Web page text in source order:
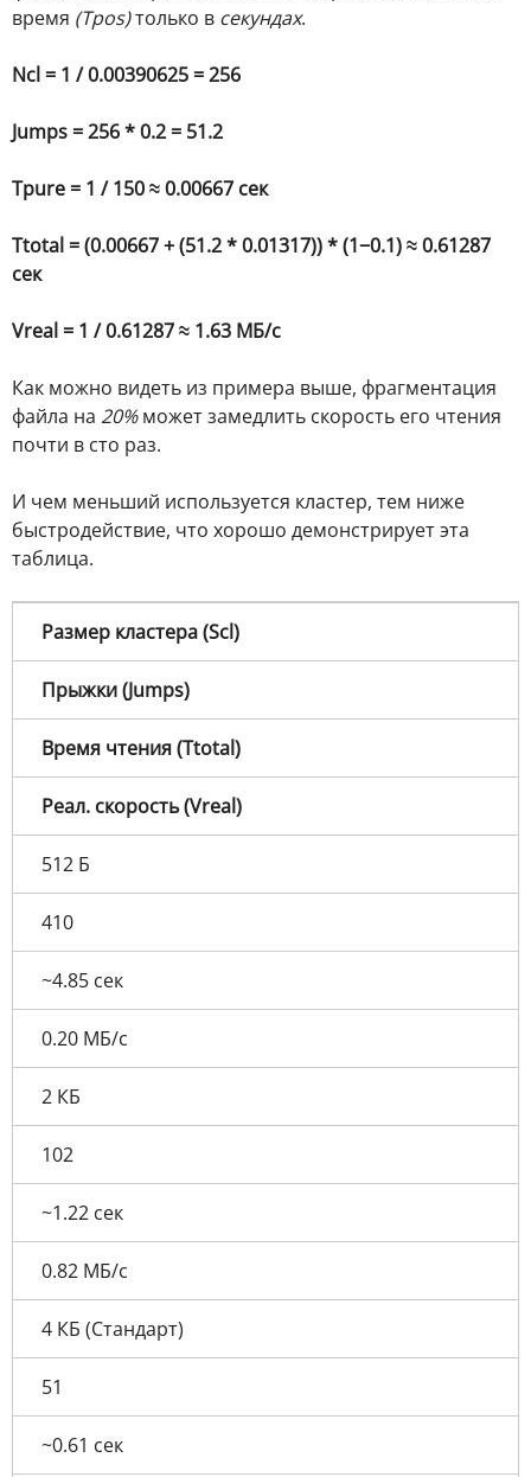
время (Tpos)только в секундах.
Ncl = 1 / 0.00390625 = 256
Jumps = 256 * 0.2 = 51.2
Tpure = 1 / 150 ≈ 0.00667 сек
Ttotal = (0.00667 + (51.2 * 0.01317)) * (1−0.1) ≈ 0.61287
сек
Vreal = 1 / 0.61287 ≈ 1.63 МБ/с
Как можно видеть из примера выше, фрагментация
файла на 20%может замедлить скорость его чтения
почти в сто раз.
И чем меньший используется кластер, тем ниже
быстродействие, что хорошо демонстрирует эта
таблица.
Размер кластера (Scl​)
Прыжки (Jumps)
Время чтения (Ttotal​)
Реал. скорость (Vreal​)
512 Б
410
~4.85 сек
0.20 МБ/с
2 КБ
102
~1.22 сек
0.82 МБ/с
4 КБ (Стандарт)
51
~0.61 сек